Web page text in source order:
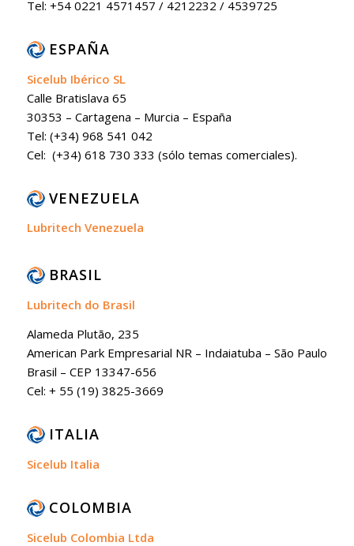
Tel: +54 0221 4571457 / 4212232 / 4539725
ESPAÑA
Sicelub Ibérico SL
Calle Bratislava 65
30353 – Cartagena – Murcia – España
Tel: (+34) 968 541 042
Cel: (+34) 618 730 333 (sólo temas comerciales).
VENEZUELA
Lubritech Venezuela
BRASIL
Lubritech do Brasil
Alameda Plutão, 235
American Park Empresarial NR – Indaiatuba – São Paulo
Brasil – CEP 13347-656
Cel: + 55 (19) 3825-3669
ITALIA
Sicelub Italia
COLOMBIA
Sicelub Colombia Ltda